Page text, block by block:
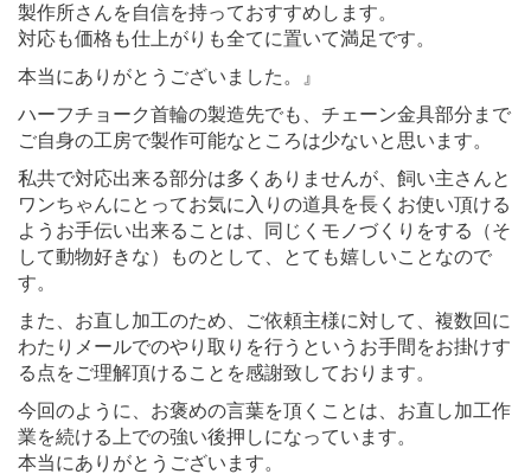
製作所さんを自信を持っておすすめします。
対応も価格も仕上がりも全てに置いて満足です。
本当にありがとうございました。』
ハーフチョーク首輪の製造先でも、チェーン金具部分まで
ご自身の工房で製作可能なところは少ないと思います。
私共で対応出来る部分は多くありませんが、飼い主さんと
ワンちゃんにとってお気に入りの道具を長くお使い頂ける
ようお手伝い出来ることは、同じくモノづくりをする（そ
して動物好きな）ものとして、とても嬉しいことなので
す。
また、お直し加工のため、ご依頼主様に対して、複数回に
わたりメールでのやり取りを行うというお手間をお掛けす
る点をご理解頂けることを感謝致しております。
今回のように、お褒めの言葉を頂くことは、お直し加工作
業を続ける上での強い後押しになっています。
本当にありがとうございます。